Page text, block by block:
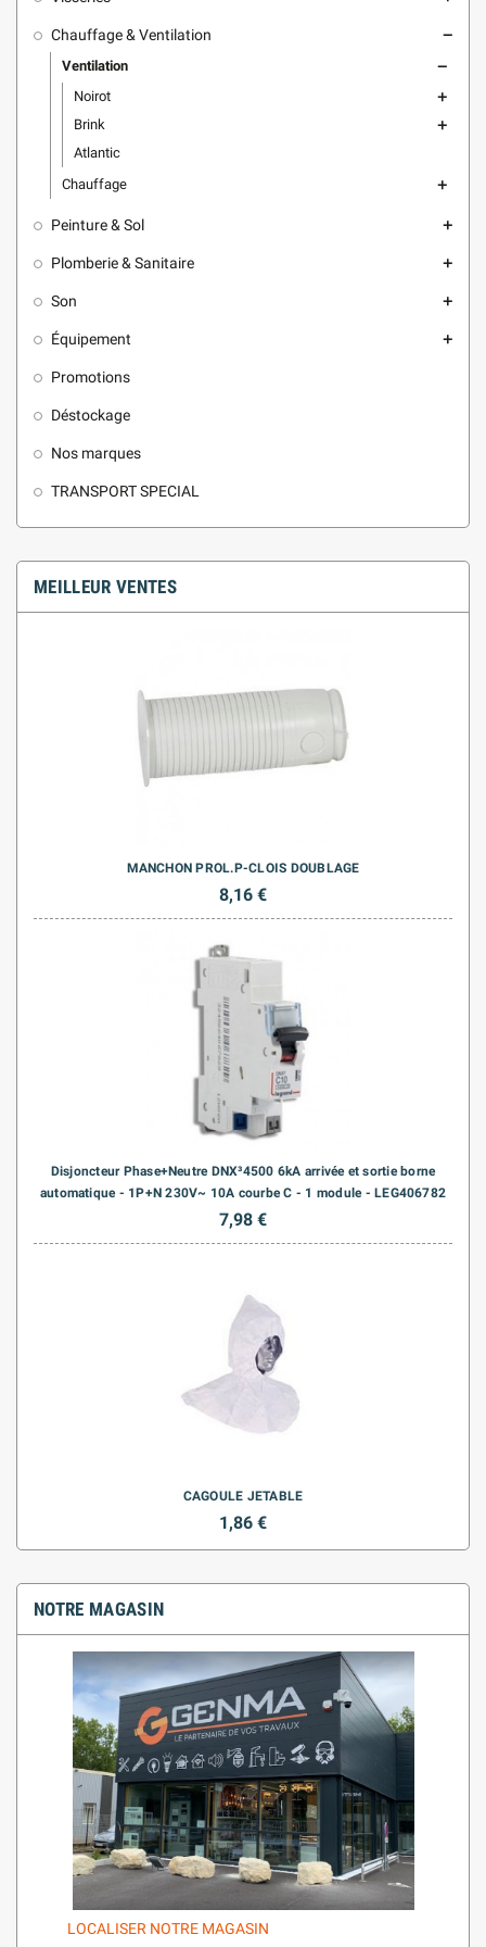
Chauffage & Ventilation remove
Ventilation remove
Noirot add
Brink add
Atlantic
Chauffage
add
Peinture & Sol add
Plomberie & Sanitaire add
Son add
Équipement add
Promotions
Déstockage
Nos marques
TRANSPORT SPECIAL
MEILLEUR VENTES
MANCHON PROL.P-CLOIS DOUBLAGE
8,16 €
Disjoncteur Phase+Neutre DNX³4500 6kA arrivée et sortie borne
automatique - 1P+N 230V~ 10A courbe C - 1 module - LEG406782
7,98 €
CAGOULE JETABLE
1,86 €
NOTRE MAGASIN
LOCALISER NOTRE MAGASIN